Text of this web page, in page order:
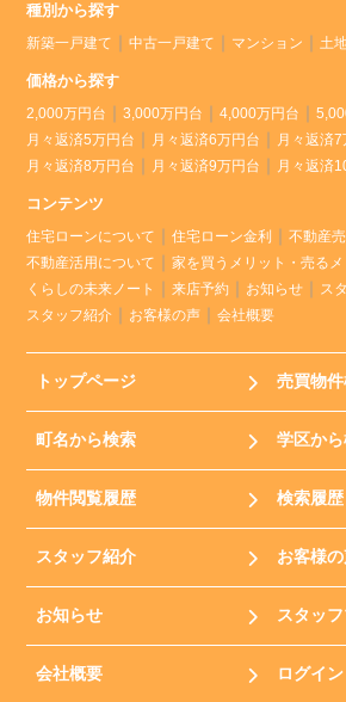
種別から探す
新築一戸建て 中古一戸建て マンション 土
価格から探す
2,000万円台 3,000万円台 4,000万円台
月々返済5万円台
月々返済6万円台
月々返済7
月々返済8万円台
月々返済9万円台 月々返済
コンテンツ
住宅ローンについて 住宅ローン金利
不動産
不動産活用について
家を買うメリット・売るメ
くらしの未来ノート
来店予約 お知らせ
ス
スタッフ紹介
お客様の声 会社概要
トップページ 売買物
町名から検索 学区か
物件閲覧履歴 検索履歴
スタッフ紹介 お客様
お知らせ スタッ
会社概要 ログイン